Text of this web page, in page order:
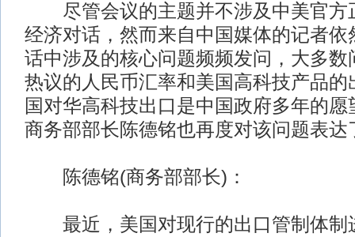
尽管会议的主题并不涉及中美官方
经济对话，然而来自中国媒体的记者依
话中涉及的核心问题频频发问，大多数
热议的人民币汇率和美国高科技产品的
国对华高科技出口是中国政府多年的
商务部部长陈德铭也再度对该问题表达
陈德铭(商务部部长)：
最近，美国对现行的出口管制体制